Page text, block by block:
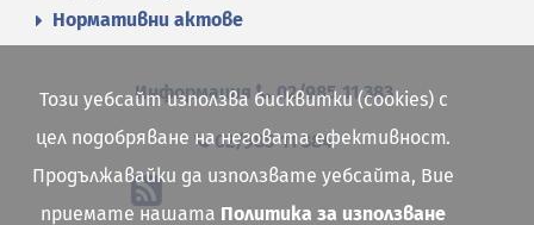
Нормативни актове
Информация 02/985 11 383
02/985 11 384
Този уебсайт използва бисквитки (cookies) с
цел подобряване на неговата ефективност.
Продължавайки да използвате уебсайта, Вие
приемате нашата Политика за използване